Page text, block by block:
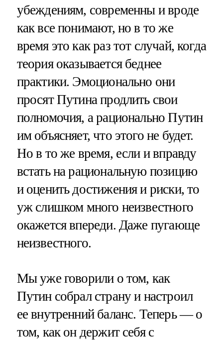
убеждениям, современны и вроде
как все понимают, но в то же
время это как раз тот случай, когда
теория оказывается беднее
практики. Эмоционально они
просят Путина продлить свои
полномочия, а рационально Путин
им объясняет, что этого не будет.
Но в то же время, если и вправду
встать на рациональную позицию
и оценить достижения и риски, то
уж слишком много неизвестного
окажется впереди. Даже пугающе
неизвестного.
Мы уже говорили о том, как
Путин собрал страну и настроил
ее внутренний баланс. Теперь — о
том, как он держит себя с